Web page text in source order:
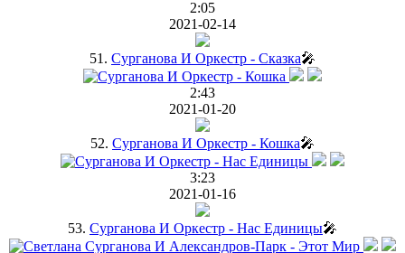
2:05
2021-02-14
51. Сурганова И Оркестр - Сказка🎤
2:43
2021-01-20
52. Сурганова И Оркестр - Кошка🎤
3:23
2021-01-16
53. Сурганова И Оркестр - Нас Единицы🎤